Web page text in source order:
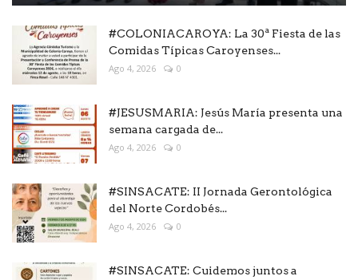
#COLONIACAROYA: La 30ª Fiesta de las
Comidas Típicas Caroyenses...
Ago 4, 2026 0
#JESUSMARIA: Jesús María presenta una
semana cargada de...
Ago 4, 2026 0
#SINSACATE: II Jornada Gerontológica
del Norte Cordobés...
Ago 4, 2026 0
#SINSACATE: Cuidemos juntos a